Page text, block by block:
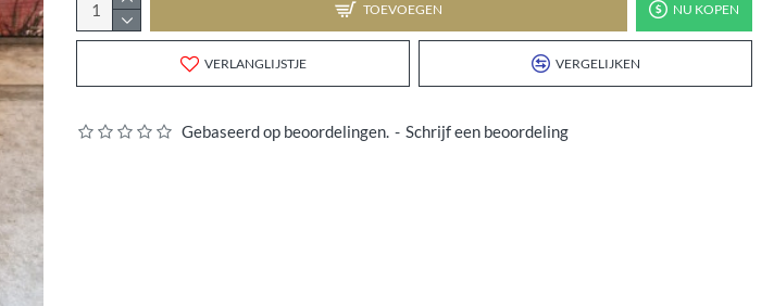
Gebaseerd op beoordelingen. - Schrijf een beoordeling
TOEVOEGEN NU KOPEN
VERLANGLIJSTJE VERGELIJKEN